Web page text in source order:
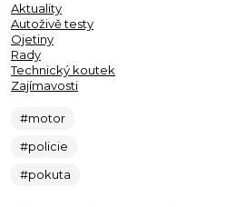
Aktuality
Autoživě testy
Ojetiny
Rady
Technický koutek
Zajímavosti
#motor
#policie
#pokuta